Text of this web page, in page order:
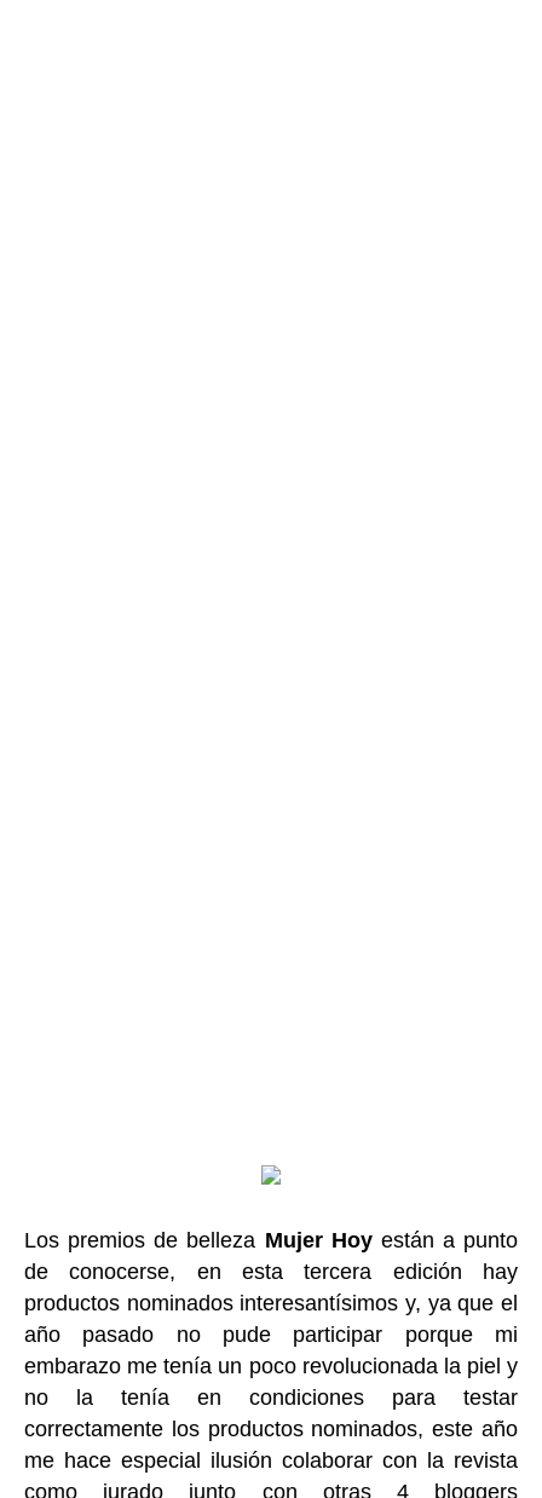
Los premios de belleza Mujer Hoyestán a punto
de conocerse, en esta tercera edición hay
productos nominados interesantísimos y, ya que el
año pasado no pude participar porque mi
embarazo me tenía un poco revolucionada la piel y
no la tenía en condiciones para testar
correctamente los productos nominados, este año
me hace especial ilusión colaborar con la revista
como jurado junto con otras 4 bloggers